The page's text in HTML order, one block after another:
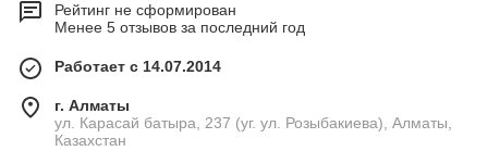
Рейтинг не сформирован
Менее 5 отзывов за последний год
Работает с 14.07.2014
г. Алматы
ул. Карасай батыра, 237 (уг. ул. Розыбакиева), Алматы,
Казахстан